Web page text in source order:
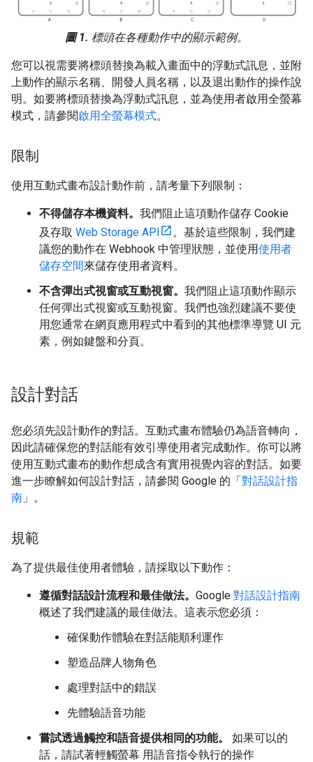
圖 1. 標頭在各種動作中的顯示範例。
您可以視需要將標頭替換為載入畫面中的浮動式訊息，並附
上動作的顯示名稱、開發人員名稱，以及退出動作的操作說
明。如要將標頭替換為浮動式訊息，並為使用者啟用全螢幕
模式，請參閱啟用全螢幕模式。
限制
使用互動式畫布設計動作前，請考量下列限制：
不得儲存本機資料。 我們阻止這項動作儲存 Cookie
及存取 Web Storage API
。基於這些限制，我們建
議您的動作在 Webhook 中管理狀態，並使用使用者
儲存空間來儲存使用者資料。
不含彈出式視窗或互動視窗。 我們阻止這項動作顯示
任何彈出式視窗或互動視窗。我們也強烈建議不要使
用您通常在網頁應用程式中看到的其他標準導覽 UI 元
素，例如鍵盤和分頁。
設計對話
您必須先設計動作的對話。互動式畫布體驗仍為語音轉向，
因此請確保您的對話能有效引導使用者完成動作。你可以將
使用互動式畫布的動作想成含有實用視覺內容的對話。如要
進一步瞭解如何設計對話，請參閱 Google 的「對話設計指
南 」。
規範
為了提供最佳使用者體驗，請採取以下動作：
遵循對話設計流程和最佳做法。 Google 對話設計指南
概述了我們建議的最佳做法。這表示您必須：
確保動作體驗在對話能順利運作
塑造品牌人物角色
處理對話中的錯誤
先體驗語音功能
嘗試透過觸控和語音提供相同的功能。
如果可以的
話，請試著輕觸螢幕 用語音指令執行的操作